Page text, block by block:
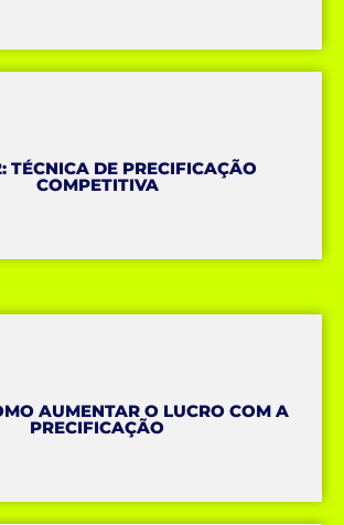
TÉCNICA DE PRECIFICAÇÃO
COMPETITIVA
AUMENTAR O LUCRO COM A
PRECIFICAÇÃO